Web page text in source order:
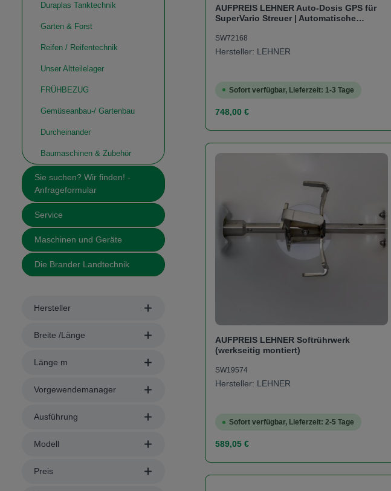
Duraplas Tanktechnik
Garten & Forst
Reifen / Reifentechnik
Unser Altteilelager
FRÜHBEZUG
Gemüseanbau-/ Gartenbau
Durcheinander
Baumaschinen & Zubehör
Sie suchen? Wir finden! -
Anfrageformular
Service
Maschinen und Geräte
Die Brander Landtechnik
Hersteller
Breite /Länge
Länge m
Vorgewendemanager
Ausführung
Modell
Preis
AUFPREIS LEHNER Auto-Dosis GPS für
SuperVario Streuer | Automatische
SW72168
Hersteller: LEHNER
Sofort verfügbar, Lieferzeit: 1-3 Tage
Regulärer Preis:
748,00 €
Produkt Anzahl: Gib den
AUFPREIS LEHNER Softrührwerk
(werkseitig montiert)
SW19574
Hersteller: LEHNER
Sofort verfügbar, Lieferzeit: 2-5 Tage
Regulärer Preis:
589,05 €
Produkt Anzahl: Gib